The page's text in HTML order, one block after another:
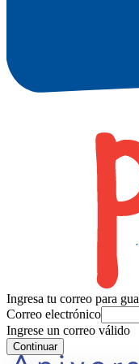
Ingresa tu correo para
Correo electrónico
Ingrese un correo válido
Continuar